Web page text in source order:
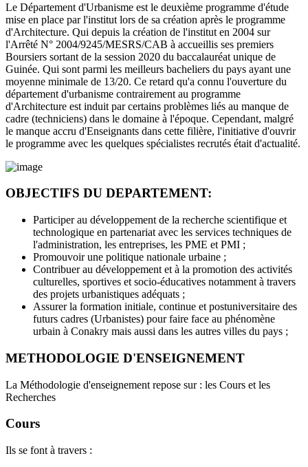
Le Département d'Urbanisme est le deuxième programme d'étude
mise en place par l'institut lors de sa création après le programme
d'Architecture. Qui depuis la création de l'institut en 2004 sur
l'Arrêté N° 2004/9245/MESRS/CAB à accueillis ses premiers
Boursiers sortant de la session 2020 du baccalauréat unique de
Guinée. Qui sont parmi les meilleurs bacheliers du pays ayant une
moyenne minimale de 13/20. Ce retard qu'a connu l'ouverture du
département d'urbanisme contrairement au programme
d'Architecture est induit par certains problèmes liés au manque de
cadre (techniciens) dans le domaine à l'époque. Cependant, malgré
le manque accru d'Enseignants dans cette filière, l'initiative d'ouvrir
le programme avec les quelques spécialistes recrutés était d'actualité.
OBJECTIFS DU DEPARTEMENT:
Participer au développement de la recherche scientifique et
technologique en partenariat avec les services techniques de
l'administration, les entreprises, les PME et PMI ;
Promouvoir une politique nationale urbaine ;
Contribuer au développement et à la promotion des activités
culturelles, sportives et socio-éducatives notamment à travers
des projets urbanistiques adéquats ;
Assurer la formation initiale, continue et postuniversitaire des
futurs cadres (Urbanistes) pour faire face au phénomène
urbain à Conakry mais aussi dans les autres villes du pays ;
METHODOLOGIE D'ENSEIGNEMENT
La Méthodologie d'enseignement repose sur : les Cours et les
Recherches
Cours
Ils se font à travers :